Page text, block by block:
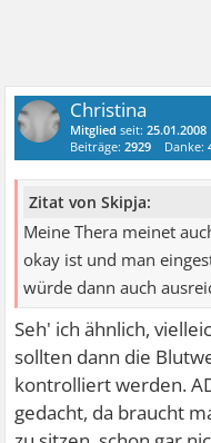
Christina
Mitglied seit:25.01.2008
Beiträge:2929 Danke:
Zitat von Skipja:
Meine Thera meinet
okay ist und man
würde dann auch
Seh' ich ähnlich,
sollten dann die
kontrolliert werden.
gedacht, da braucht